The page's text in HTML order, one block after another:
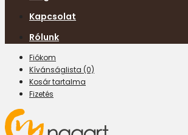
Kapcsolat
Rólunk
Fiókom
Kívánságlista (0)
Kosár tartalma
Fizetés